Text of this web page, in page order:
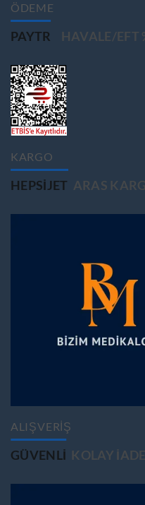
ÖDEME
PAYTR HAVALE/EFT
KARGO
HEPSIJET ARAS
ALIŞVERİŞ
GÜVENLİ KOLAY İADE